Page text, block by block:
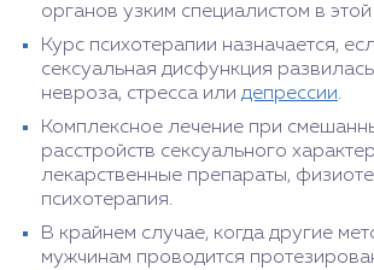
органов узким специалистом в
Курс психотерапии назначается,
сексуальная дисфункция
невроза, стресса или депрессии.
Комплексное лечение при
расстройств сексуального
лекарственные препараты,
психотерапия.
В крайнем случае, когда другие
мужчинам проводится